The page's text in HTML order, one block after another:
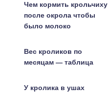
Чем кормить крольчиху
после окрола чтобы
было молоко
Вес кроликов по
месяцам — таблица
У кролика в ушах